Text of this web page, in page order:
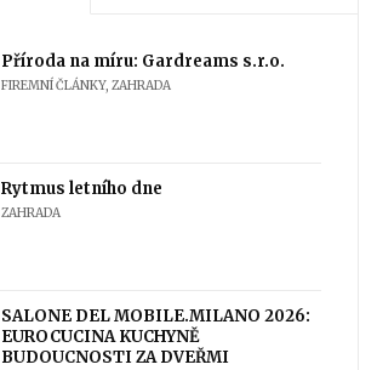
Příroda na míru: Gardreams s.r.o.
FIREMNÍ ČLÁNKY, ZAHRADA
Rytmus letního dne
ZAHRADA
SALONE DEL MOBILE.MILANO 2026:
EUROCUCINA KUCHYNĚ
BUDOUCNOSTI ZA DVEŘMI